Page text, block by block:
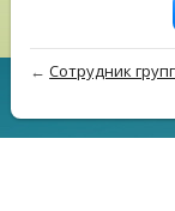
←Сотрудник